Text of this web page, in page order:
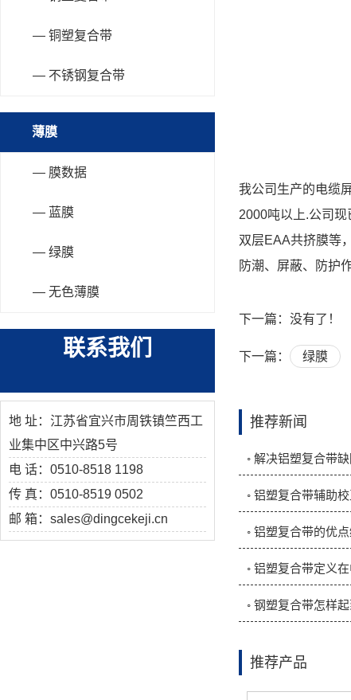
— 铜塑复合带
— 不锈钢复合带
薄膜
— 膜数据
— 蓝膜
— 绿膜
— 无色薄膜
联系我们
地 址：江苏省宜兴市周铁镇竺西工
业集中区中兴路5号
电 话：0510-8518 1198
传 真：0510-8519 0502
邮 箱：sales@dingcekeji.cn
我公司生产的电缆
2000吨以上.公司
双层EAA共挤膜等
防潮、屏蔽、防护作
下一篇：没有了！
下一篇： 绿膜
推荐新闻
◦ 解决铝塑复合带
◦ 铝塑复合带辅助
◦ 铝塑复合带的优
◦ 铝塑复合带定义
推荐产品